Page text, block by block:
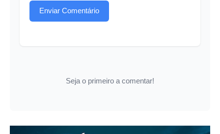
Enviar Comentário
Seja o primeiro a comentar!